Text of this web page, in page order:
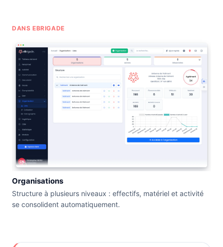
DANS EBRIGADE
Organisations
Structure à plusieurs niveaux : effectifs, matériel et activité
se consolident automatiquement.